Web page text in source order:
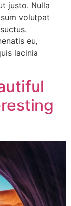
justo. Nulla
volutpat
eu,
lacinia